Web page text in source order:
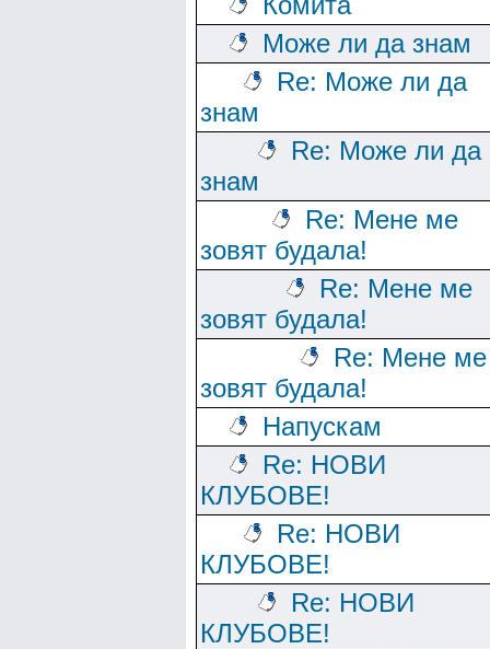
Може ли да знам
Re: Може ли да
знам
Re: Може ли да
знам
Re: Мене ме
зовят будала!
Re: Мене ме
зовят будала!
Re: Мене ме
зовят будала!
Напускам
Re: НОВИ
КЛУБОВЕ!
Re: НОВИ
КЛУБОВЕ!
Re: НОВИ
КЛУБОВЕ!